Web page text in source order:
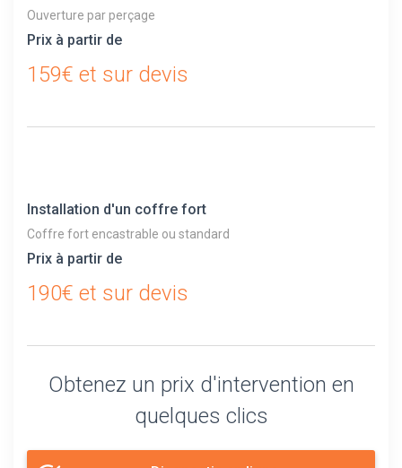
Ouverture par perçage
Prix à partir de
159€ et sur devis
Installation d'un coffre fort
Coffre fort encastrable ou standard
Prix à partir de
190€ et sur devis
Obtenez un prix d'intervention en
quelques clics